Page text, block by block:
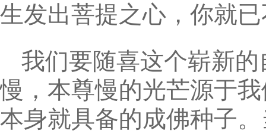
生发出菩提之心，你就
我们要随喜这个崭新
慢，本尊慢的光芒源于
本身就具备的成佛种子